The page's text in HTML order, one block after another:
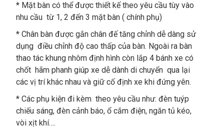
* Mặt bàn có thể được thiết kế theo yêu cầu tùy vào
nhu cầu từ 1, 2 đến 3 mặt bàn ( chính phụ)
* Chân bàn được gắn chân đế tăng chỉnh dễ dàng sử
dụng điều chỉnh độ cao thấp của bàn. Ngoài ra bàn
thao tác khung nhôm định hình còn lắp 4 bánh xe có
chốt hãm phanh giúp xe dễ dành di chuyển qua lại
các vị trí khác nhau và giữ cố định xe khi đứng yên.
* Các phụ kiện đi kèm theo yêu cầu như: đèn tuýp
chiếu sáng, đèn cảnh báo, ổ cắm điện, ngăn tủ kéo,
vòi xịt khí….